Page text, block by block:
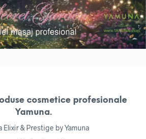
cosmetice profesionale
Yamuna.
Elixir & Prestige by Yamuna